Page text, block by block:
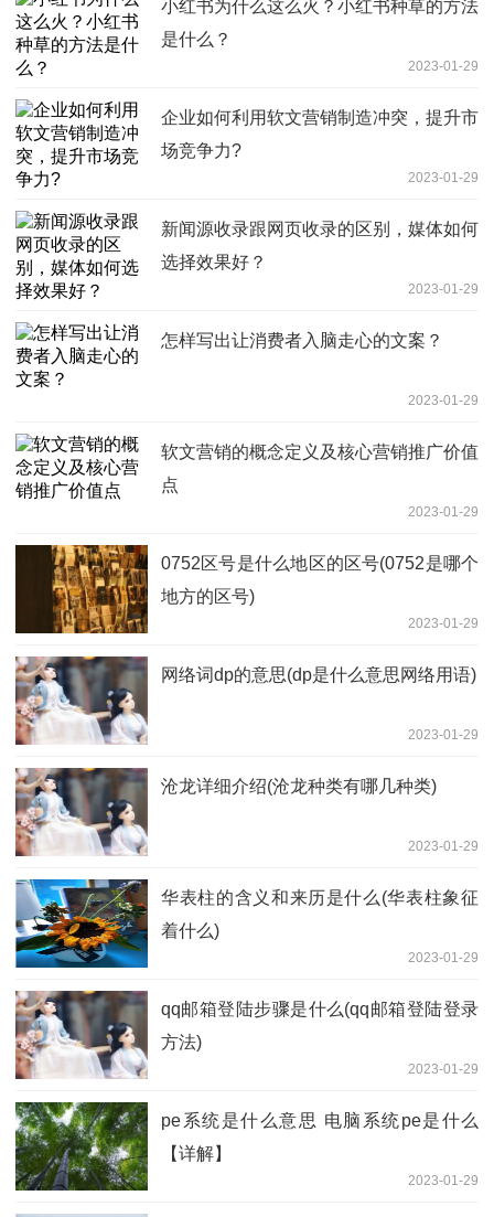
小红书为什么这么火？小红书种草的方法
是什么？
2023-01-29
企业如何利用软文营销制造冲突，提升市
场竞争力?
2023-01-29
新闻源收录跟网页收录的区别，媒体如何
选择效果好？
2023-01-29
怎样写出让消费者入脑走心的文案？
2023-01-29
软文营销的概念定义及核心营销推广价值
点
2023-01-29
0752区号是什么地区的区号(0752是哪个
地方的区号)
2023-01-29
网络词dp的意思(dp是什么意思网络用语)
2023-01-29
沧龙详细介绍(沧龙种类有哪几种类)
2023-01-29
华表柱的含义和来历是什么(华表柱象征
着什么)
2023-01-29
qq邮箱登陆步骤是什么(qq邮箱登陆登录
方法)
2023-01-29
pe系统是什么意思 电脑系统pe是什么
【详解】
2023-01-29